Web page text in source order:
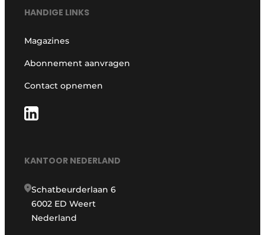
HANDIGE LINKS
Magazines
Abonnement aanvragen
Contact opnemen
KANTOOR NEDERLAND
Schatbeurderlaan 6
6002 ED Weert
Nederland